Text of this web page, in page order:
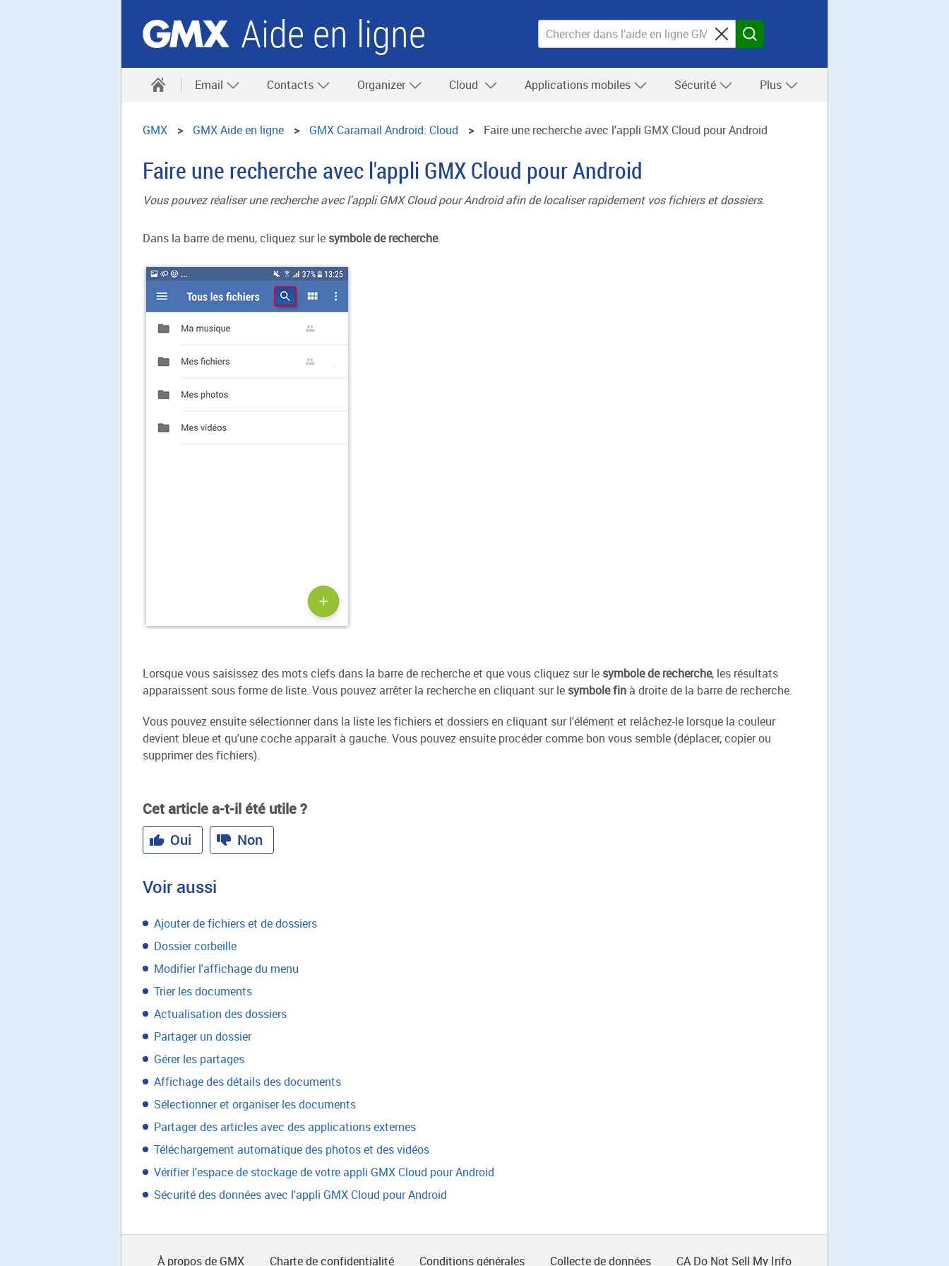
Aide en ligne
Email Contacts Organizer Cloud Applications mobiles Sécurité Plus
GMX GMX Aide en ligne GMX Caramail Android: Cloud Faire une recherche avec l'appli GMX Cloud pour Android
Faire une recherche avec l'appli GMX Cloud pour Android
Vous pouvez réaliser une recherche avec l'appli GMX Cloud pour Android afin de localiser rapidement vos fichiers et dossiers.
Dans la barre de menu, cliquez sur le symbole de recherche.
Lorsque vous saisissez des mots clefs dans la barre de recherche et que vous cliquez sur le symbole de recherche, les résultats
apparaissent sous forme de liste. Vous pouvez arrêter la recherche en cliquant sur le symbole fin à droite de la barre de recherche.
Vous pouvez ensuite sélectionner dans la liste les fichiers et dossiers en cliquant sur l'élément et relâchez-le lorsque la couleur
devient bleue et qu'une coche apparaît à gauche. Vous pouvez ensuite procéder comme bon vous semble (déplacer, copier ou
supprimer des fichiers).
Cet article a-t-il été utile ?
Oui
Non
Voir aussi
Ajouter de fichiers et de dossiers
Dossier corbeille
Modifier l'affichage du menu
Trier les documents
Actualisation des dossiers
Partager un dossier
Gérer les partages
Affichage des détails des documents
Sélectionner et organiser les documents
Partager des articles avec des applications externes
Téléchargement automatique des photos et des vidéos
Vérifier l'espace de stockage de votre appli GMX Cloud pour Android
Sécurité des données avec l'appli GMX Cloud pour Android
À propos de GMX Charte de confidentialité Conditions générales Collecte de données CA Do Not Sell My Info